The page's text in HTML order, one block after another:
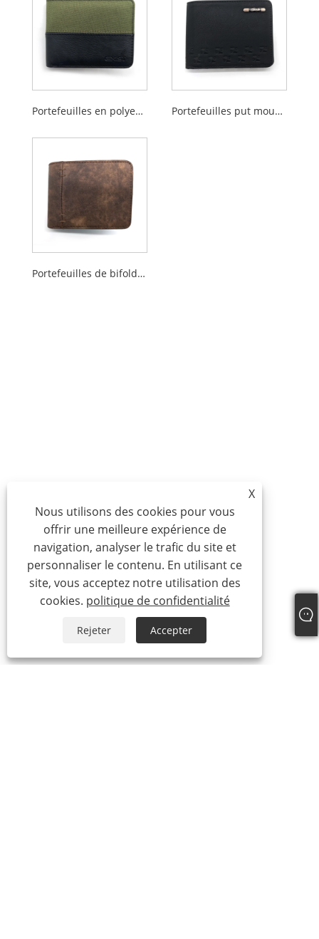
Portefeuilles en polyester mixte pU pifold pour hommes Portefeuilles put mousquets pour hommes
Portefeuilles de bifold Pu de style vintage pour hommes
X
Nous utilisons des cookies pour vous
offrir une meilleure expérience de
navigation, analyser le trafic du site et
personnaliser le contenu. En utilisant ce
site, vous acceptez notre utilisation des
cookies. politique de confidentialité
Rejeter Accepter